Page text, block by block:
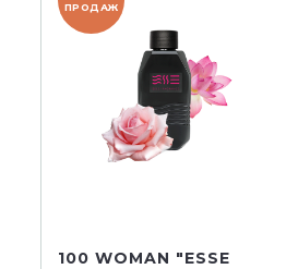
ПРОДАЖ
100 WOMAN "ESSE